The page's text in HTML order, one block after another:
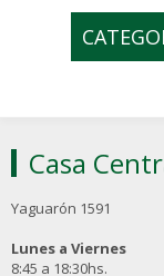
Casa
Yaguarón 1591
Lunes a Viernes
8:45 a 18:30hs.